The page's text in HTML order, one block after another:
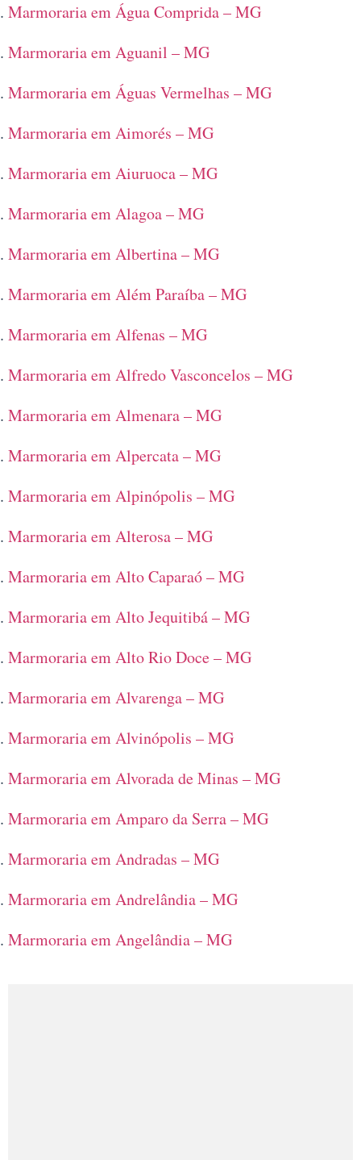
Marmoraria em Água Comprida – MG
Marmoraria em Aguanil – MG
Marmoraria em Águas Vermelhas – MG
Marmoraria em Aimorés – MG
Marmoraria em Aiuruoca – MG
Marmoraria em Alagoa – MG
Marmoraria em Albertina – MG
Marmoraria em Além Paraíba – MG
Marmoraria em Alfenas – MG
Marmoraria em Alfredo Vasconcelos – MG
Marmoraria em Almenara – MG
Marmoraria em Alpercata – MG
Marmoraria em Alpinópolis – MG
Marmoraria em Alterosa – MG
Marmoraria em Alto Caparaó – MG
Marmoraria em Alto Jequitibá – MG
Marmoraria em Alto Rio Doce – MG
Marmoraria em Alvarenga – MG
Marmoraria em Alvinópolis – MG
Marmoraria em Alvorada de Minas – MG
Marmoraria em Amparo da Serra – MG
Marmoraria em Andradas – MG
Marmoraria em Andrelândia – MG
Marmoraria em Angelândia – MG